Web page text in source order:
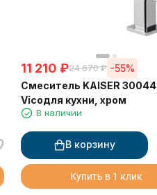
11 210 ₽24 670 ₽ -55%
Смеситель KAISER 30044
Vicoдля кухни, хром
В наличии
В корзину
Купить в 1 клик